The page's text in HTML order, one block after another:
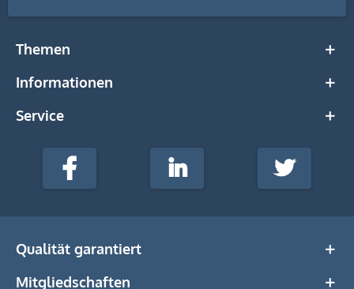
Themen
Informationen
Service
stempel-
Media
Facebook LinkedIn Twitter
Qualität garantiert
Mitgliedschaften